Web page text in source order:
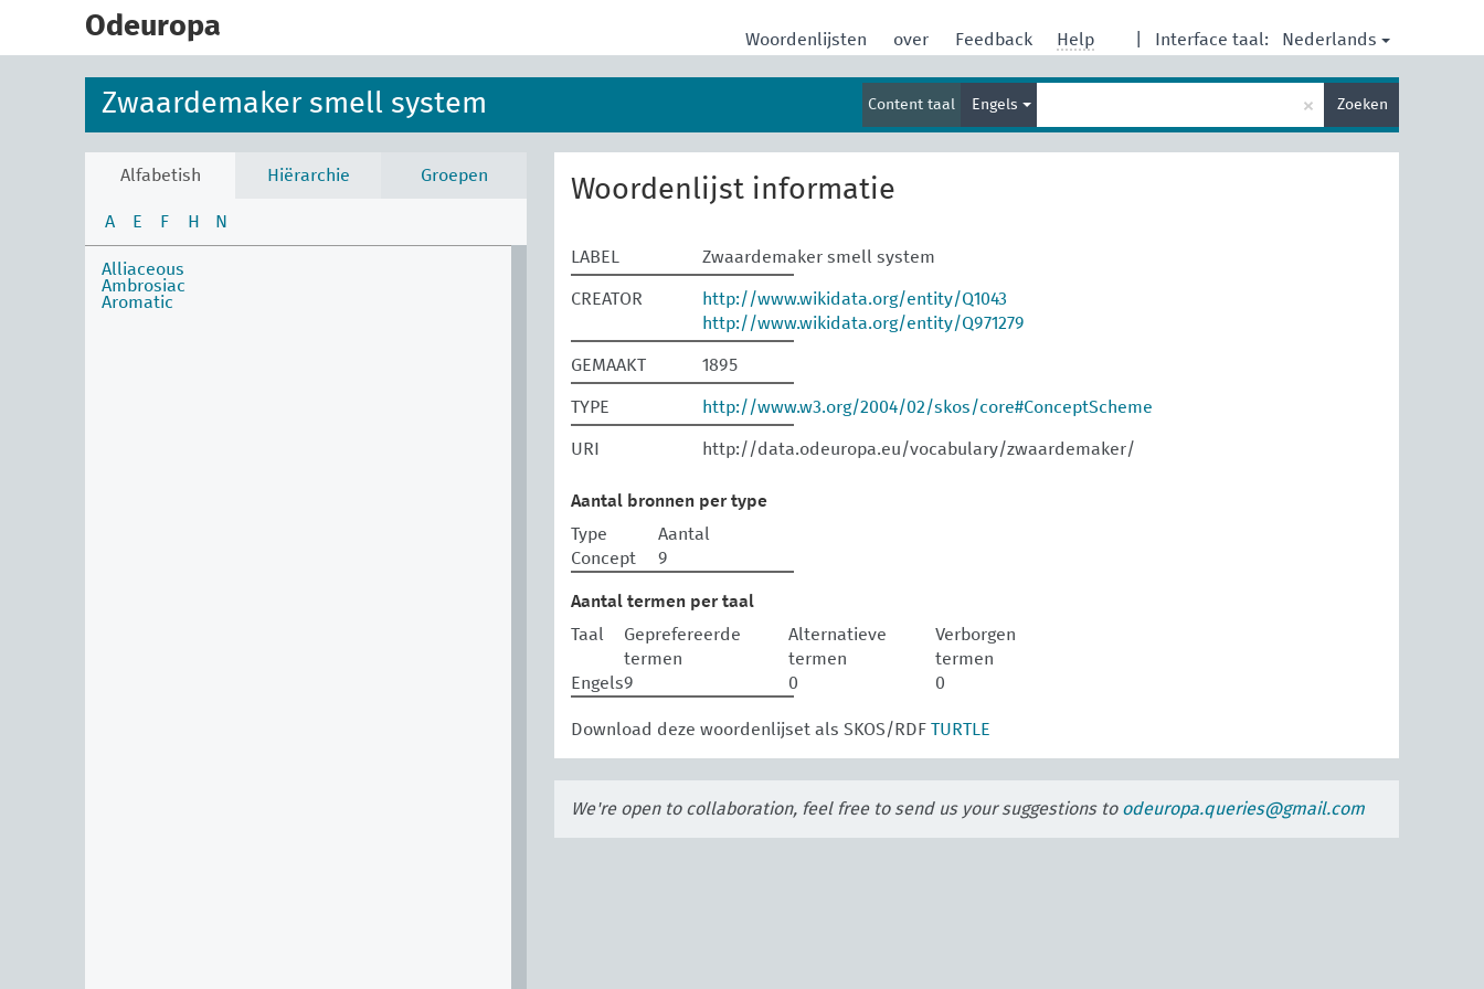
Odeuropa Interface taal: Nederlands
Woordenlijsten over Feedback Help
Zwaardemaker smell system Content taal Engels
zoekterm
× Zoeken
Alfabetish Hiërarchie Groepen
A E F H N
Alliaceous
Ambrosiac
Aromatic
Woordenlijst informatie
LABEL Zwaardemaker smell system
CREATOR
http://www.wikidata.org/entity/Q1043
http://www.wikidata.org/entity/Q971279
GEMAAKT 1895
TYPE http://www.w3.org/2004/02/skos/core#ConceptScheme
URI http://data.odeuropa.eu/vocabulary/zwaardemaker/
Aantal bronnen per type
Type
Aantal
Concept
9
Aantal termen per taal
Taal
Geprefereerde
termen
Alternatieve
termen
Verborgen
termen
Engels9 0 0
Download deze woordenlijset als SKOS/RDF TURTLE
We're open to collaboration, feel free to send us your suggestions to odeuropa.queries@gmail.com